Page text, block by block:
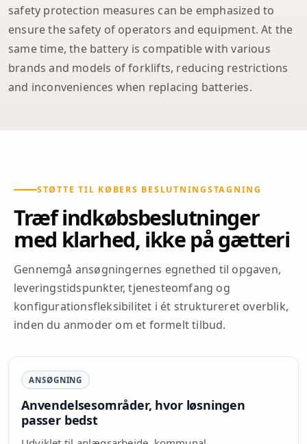
safety protection measures can be emphasized to
ensure the safety of operators and equipment. At the
same time, the battery is compatible with various
brands and models of forklifts, reducing restrictions
and inconveniences when replacing batteries.
STØTTE TIL KØBERS BESLUTNINGSTAGNING
Træf indkøbsbeslutninger
med klarhed, ikke på gætteri
Gennemgå ansøgningernes egnethed til opgaven,
leveringstidspunkter, tjenesteomfang og
konfigurationsfleksibilitet i ét struktureret overblik,
inden du anmoder om et formelt tilbud.
ANSØGNING
Anvendelsesområder, hvor løsningen
passer bedst